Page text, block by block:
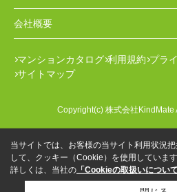
会社概要
マンションカタログ 利用規約 プラ
サイトマップ
Copyright(c) 株式会社KindMate
当サイトでは、お客様の当サイト利用状況
して、クッキー（Cookie）を使用しています
詳しくは、当社の 「Cookieの取扱いについて